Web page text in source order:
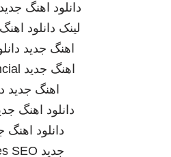
دانلود اهنگ جدید
لینک دانلود
اهنگ جدید
اهنگ جدید
اهنگ جدید
دانلود اهنگ
دانلود اهنگ
جدید SEO